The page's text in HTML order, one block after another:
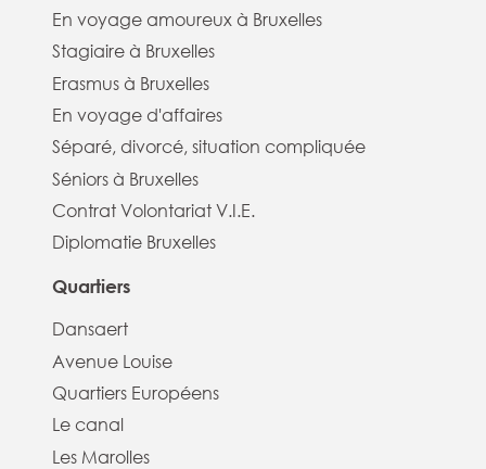
En voyage amoureux à Bruxelles
Stagiaire à Bruxelles
Erasmus à Bruxelles
En voyage d'affaires
Séparé, divorcé, situation compliquée
Séniors à Bruxelles
Contrat Volontariat V.I.E.
Diplomatie Bruxelles
Quartiers
Dansaert
Avenue Louise
Quartiers Européens
Le canal
Les Marolles